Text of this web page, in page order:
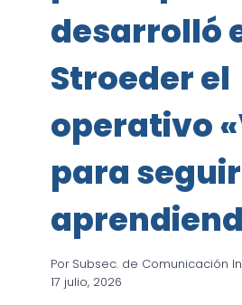
desarrolló
Stroeder el
operativo
para seguir
Por Subsec. de Comunicación
17 julio, 2026